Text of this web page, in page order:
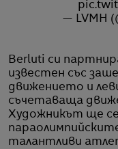
— LVMH
Berluti си
известен със
движението и
съчетаваща
Художникът ще
талантливи